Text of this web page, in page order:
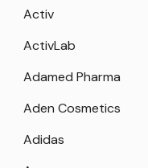
Activ
ActivLab
Adamed Pharma
Aden Cosmetics
Adidas